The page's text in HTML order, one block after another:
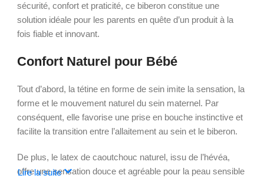
sécurité, confort et praticité, ce biberon constitue une
solution idéale pour les parents en quête d’un produit à la
fois fiable et innovant.
Confort Naturel pour Bébé
Tout d’abord, la tétine en forme de sein imite la sensation, la
forme et le mouvement naturel du sein maternel. Par
conséquent, elle favorise une prise en bouche instinctive et
facilite la transition entre l’allaitement au sein et le biberon.
De plus, le latex de caoutchouc naturel, issu de l’hévéa,
offre une sensation douce et agréable pour la peau sensible
Lire la suite